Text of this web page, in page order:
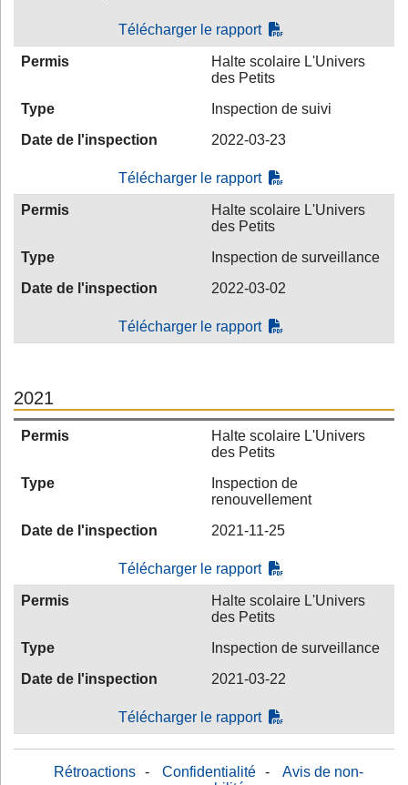
Télécharger le rapport
Permis
Halte scolaire L'Univers
des Petits
Type
Inspection de suivi
Date de l'inspection
2022-03-23
Télécharger le rapport
Permis
Halte scolaire L'Univers
des Petits
Type
Inspection de surveillance
Date de l'inspection
2022-03-02
Télécharger le rapport
2021
Permis
Halte scolaire L'Univers
des Petits
Type
Inspection de
renouvellement
Date de l'inspection
2021-11-25
Télécharger le rapport
Permis
Halte scolaire L'Univers
des Petits
Type
Inspection de surveillance
Date de l'inspection
2021-03-22
Télécharger le rapport
Rétroactions - Confidentialité -
Avis de non-